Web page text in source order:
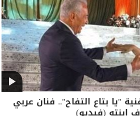
"يا بتاع التفاح".. فنان عربي
ابنته (فيديو)